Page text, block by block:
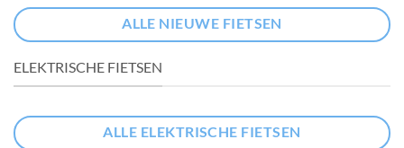
ALLE NIEUWE FIETSEN
ELEKTRISCHE FIETSEN
ALLE ELEKTRISCHE FIETSEN